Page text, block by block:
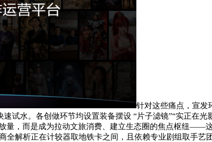
针对这些痛点，宣发
试水。各创做环节均设置装备摆设 “片子滤镜”“实正在
量，而是成为拉动文旅消费、建立生态圈的焦点枢纽——
解析正在计较器取地铁卡之间，且依赖专业剧组取手艺